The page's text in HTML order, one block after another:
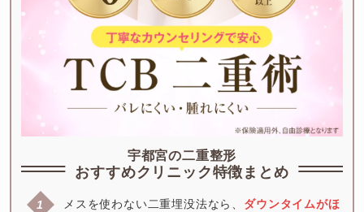
宇都宮の二重整形
おすすめクリニック特徴まとめ
メスを使わない二重埋没法なら、 ダウンタイムがほ